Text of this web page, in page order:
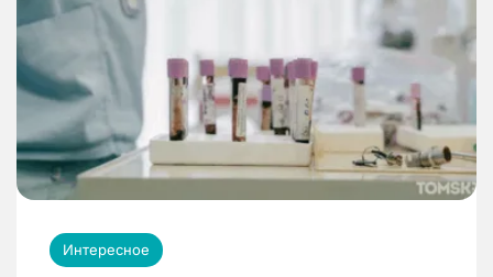
Интересное